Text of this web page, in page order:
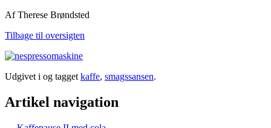
Af Therese Brøndsted
Tilbage til oversigten
Udgivet i og tagget kaffe, smagssansen.
Artikel navigation